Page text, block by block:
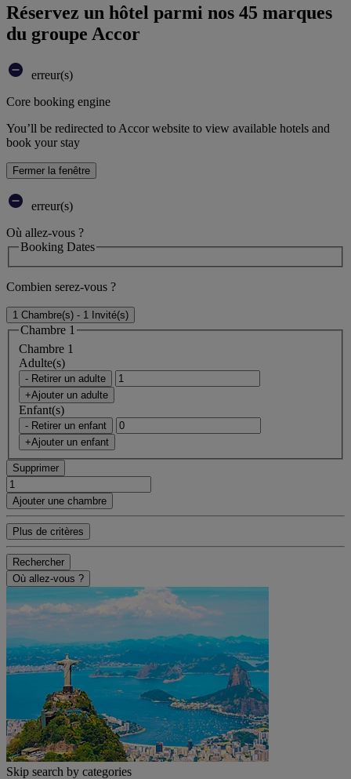
Réservez un hôtel parmi nos 45 marques
du groupe Accor
erreur(s)
Core booking engine
You’ll be redirected to Accor website to view available hotels and
book your stay
Fermer la fenêtre
erreur(s)
Où allez-vous ?
Booking Dates
Combien serez-vous ?
1 Chambre(s) - 1 Invité(s)
Chambre 1
Chambre 1
Adulte(s)
- Retirer un adulte
+Ajouter un adulte
Enfant(s)
- Retirer un enfant
+Ajouter un enfant
Supprimer
Ajouter une chambre
Plus de critères
Rechercher
Où allez-vous ?
Skip search by categories